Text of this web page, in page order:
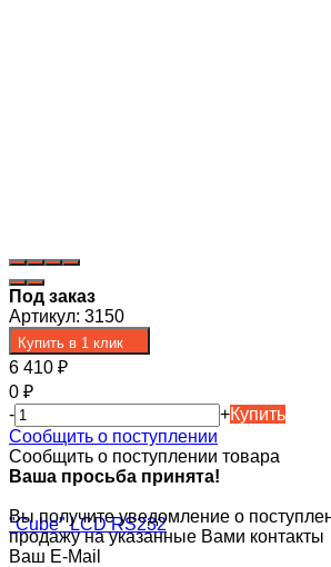
Под заказ
Артикул: 3150
Купить в 1 клик
6 410 ₽
0 ₽
-
+Купить
Сообщить о поступлении
Сообщить о поступлении товара
Ваша просьба принята!
Вы получите уведомление о
продажу на указанные Вами контакты
Ваш E-Mail